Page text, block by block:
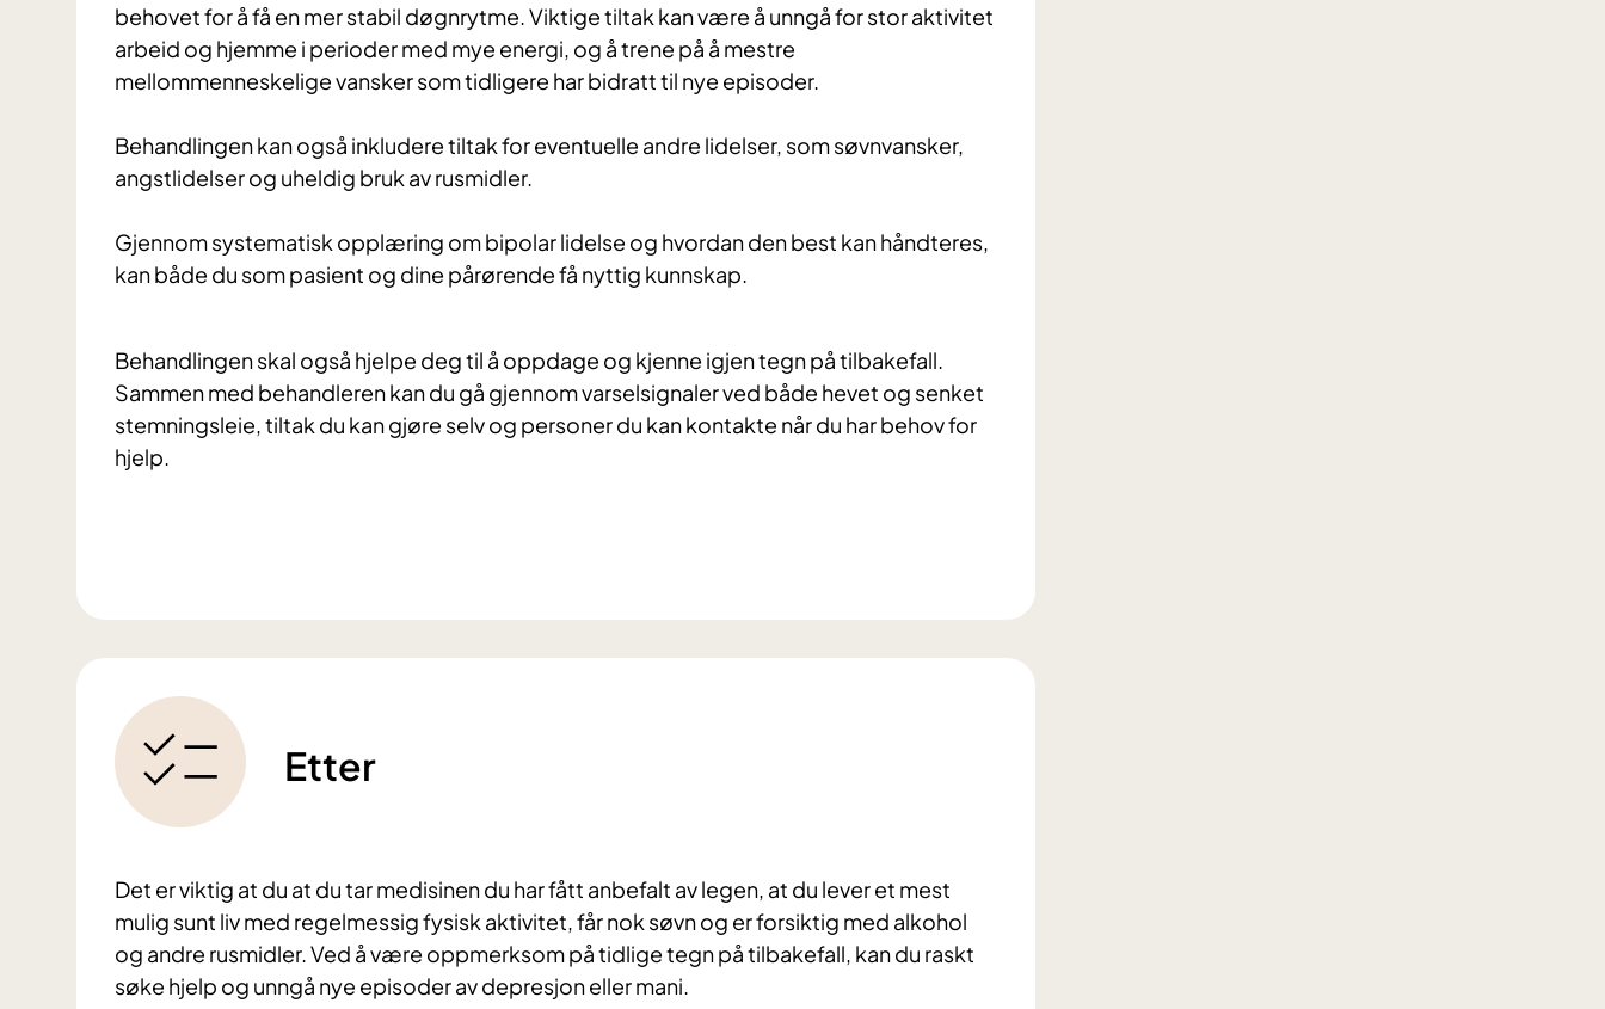
behovet for å få en mer stabil døgnrytme. Viktige tiltak kan være å unngå for stor aktivitet
arbeid og hjemme i perioder med mye energi, og å trene på å mestre
mellommenneskelige vansker som tidligere har bidratt til nye episoder.
Behandlingen kan også inkludere tiltak for eventuelle andre lidelser, som søvnvansker,
angstlidelser og uheldig bruk av rusmidler.
Gjennom systematisk opplæring om bipolar lidelse og hvordan den best kan håndteres,
kan både du som pasient og dine pårørende få nyttig kunnskap.
Behandlingen skal også hjelpe deg til å oppdage og kjenne igjen tegn på tilbakefall.
Sammen med behandleren kan du gå gjennom varselsignaler ved både hevet og senket
stemningsleie, tiltak du kan gjøre selv og personer du kan kontakte når du har behov for
hjelp.
Etter
Det er viktig at du at du tar medisinen du har fått anbefalt av legen, at du lever et mest
mulig sunt liv med regelmessig fysisk aktivitet, får nok søvn og er forsiktig med alkohol
og andre rusmidler.Ved å være oppmerksom på tidlige tegn på tilbakefall, kan du raskt
søke hjelp og unngå nye episoder av depresjon eller mani.